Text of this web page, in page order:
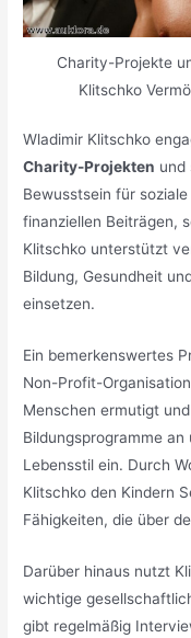
Charity-Projekte
Klitschko
Wladimir Klitschko
Charity-Projekten und
Bewusstsein für
finanziellen Beiträgen,
Klitschko unterstützt
Bildung, Gesundheit
einsetzen.
Ein bemerkenswertes
Non-Profit-
Menschen ermutigt
Bildungsprogramme
Lebensstil ein. Durch
Klitschko den Kindern
Fähigkeiten, die über
Darüber hinaus nutzt
wichtige
gibt regelmäßig